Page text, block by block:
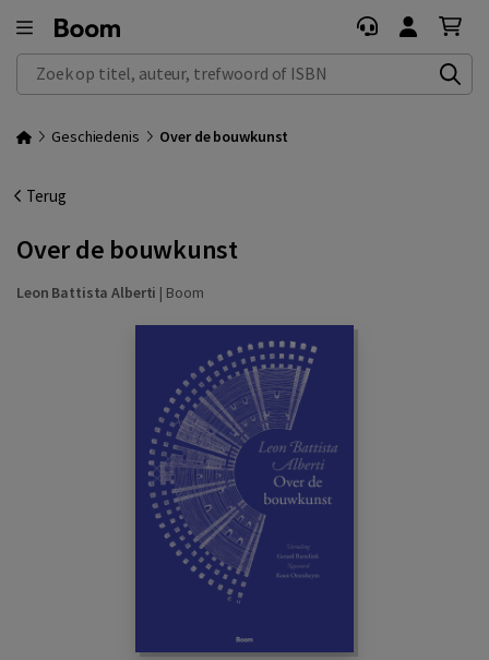
Zoek op titel, auteur, trefwoord of ISBN
Geschiedenis Over de bouwkunst
Terug
Over de bouwkunst
Leon Battista Alberti | Boom